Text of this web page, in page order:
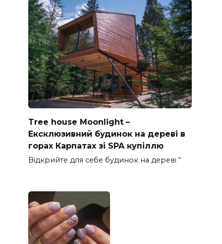
Tree house Moonlight –
Ексклюзивний будинок на дереві в
горах Карпатах зі SPA купіллю
Відкрийте для себе будинок на дереві “